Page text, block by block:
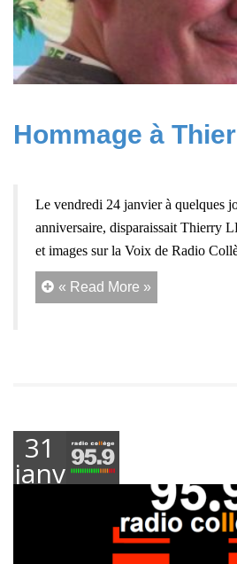
Hommage à
Le vendredi 24 janvier à quelques
anniversaire, disparaissait Thierry
et images sur la Voix de Radio
« Read More »
31
janvier